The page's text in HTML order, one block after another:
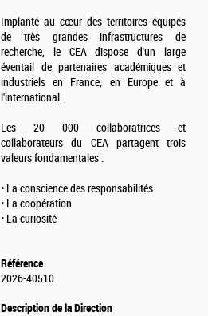
Implanté au cœur des territoires équipés
de très grandes infrastructures de
recherche, le CEA dispose d'un large
éventail de partenaires académiques et
industriels en France, en Europe et à
l'international.
Les 20 000 collaboratrices et
collaborateurs du CEA partagent trois
valeurs fondamentales :
• La conscience des responsabilités
• La coopération
• La curiosité
Référence
2026-40510
Description de la Direction